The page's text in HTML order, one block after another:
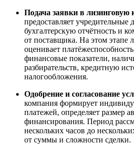
Подача заявки в
предоставляет учредительные
бухгалтерскую отчётность и
от поставщика. На этом этапе
оценивает
финансовые показатели,
разбирательств, кредитную
налогообложения.
Одобрение и согласование
компания формирует
платежей, определяет размер
финансирования. Период
нескольких часов до
от суммы и сложности сделки.